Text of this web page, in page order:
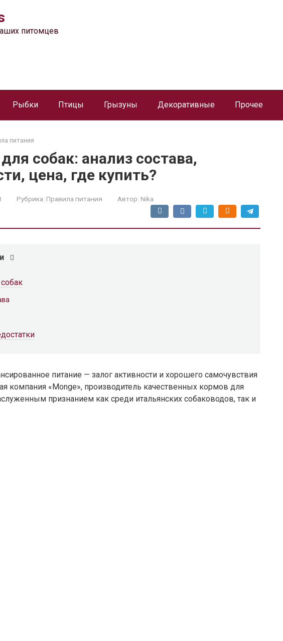
питомцев
Рыбки Птицы Грызуны Декоративные Прочее
питания
собак: анализ состава,
цена, где купить?
Рубрика: Правила питания Автор: Nika
питание — залог активности и хорошего самочувствия
компания «Monge», производитель качественных кормов для
признанием как среди итальянских собаководов, так и